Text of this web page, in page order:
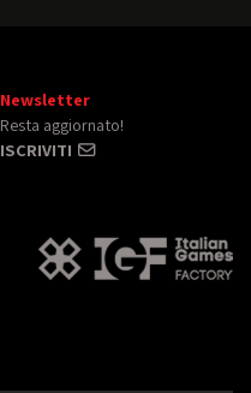
Newsletter
Resta aggiornato!
ISCRIVITI